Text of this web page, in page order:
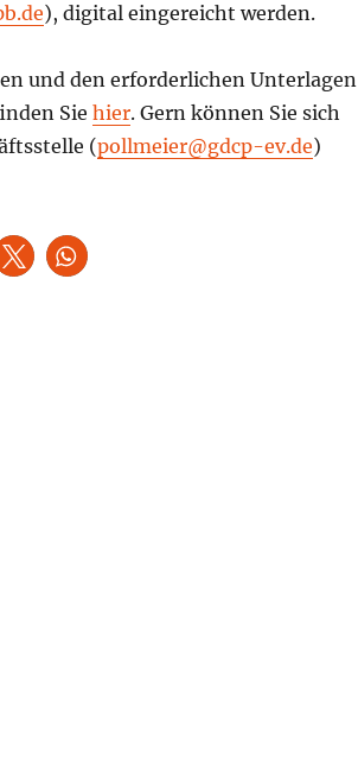
), digital eingereicht werden.
und den erforderlichen Unterlagen
Sie hier. Gern können Sie sich
(pollmeier@gdcp-ev.de)